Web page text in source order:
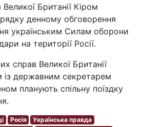
Британії Кіром
денному обговорення
українським Силам оборони
на території Росії.
справ Великої Британії
із державним секретарем
планують спільну поїздку
Росія
Українська правда